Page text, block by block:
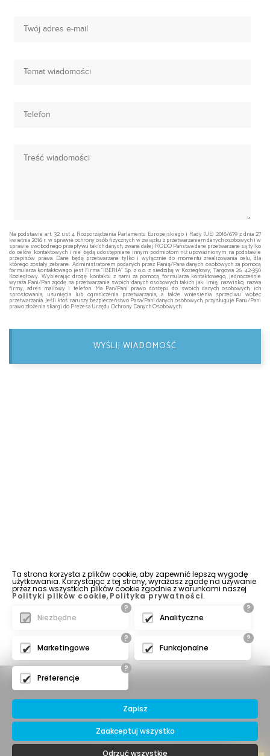
Na podstawie art. 32 ust 4 Rozporządzenia Parlamentu Europejskiego i Rady (UE) 2016/679 z dnia 27
kwietnia 2016 r. w sprawie ochrony osób fizycznych w związku z przetwarzaniem danych osobowych i w
sprawie swobodnego przepływu takich danych, zwane dalej RODO Państwa dane przetwarzane są tylko
do celów kontaktowych i nie będą udostępniane innym podmiotom niż upoważnionym na podstawie
przepisów prawa. Dane będą przetwarzane tylko i wyłącznie do momentu zrealizowania celu, dla
którego zostały zebrane. Administratorem podanych przez Panią/Pana danych osobowych za pomocą
formularza kontaktowego jest Firma "IBERIA" Sp. z o.o. z siedzibą w Koziegłowy, Targowa 26, 42-350
Koziegłowy. Wybierając drogę kontaktu z nami za pomocą formularza kontaktowego, jednocześnie
wyraża Pani/Pan zgodę na przetwarzanie swoich danych osobowych takich jak: imię, nazwisko, nazwa
firmy, adres mailowy i telefon. Ma Pan/Pani prawo dostępu do swoich danych osobowych, ich
sprostowania, usunięcia lub ograniczenia przetwarzania, a także wniesienia sprzeciwu wobec
przetwarzania. Jeśli ktoś naruszy bezpieczeństwo Pana/Pani danych osobowych, przysługuje Panu/Pani
prawo złożenia skargi do Prezesa Urzędu Ochrony Danych Osobowych.
WYŚLIJ WIADOMOŚĆ
© 2016 IBERIA Sp. z o.o.
Ta strona korzysta z plików cookie, aby zapewnić lepszą wygodę
użytkowania. Korzystając z tej strony, wyrażasz zgodę na używanie
przez nas wszystkich plików cookie zgodnie z warunkami naszej
Polityki plików cookie, Polityka prywatności.
?
Niezbędne
?
Analityczne
?
Marketingowe
?
Funkcjonalne
?
Preferencje
Zapisz
Zaakceptuj wszystko
Odrzuć wszystkie